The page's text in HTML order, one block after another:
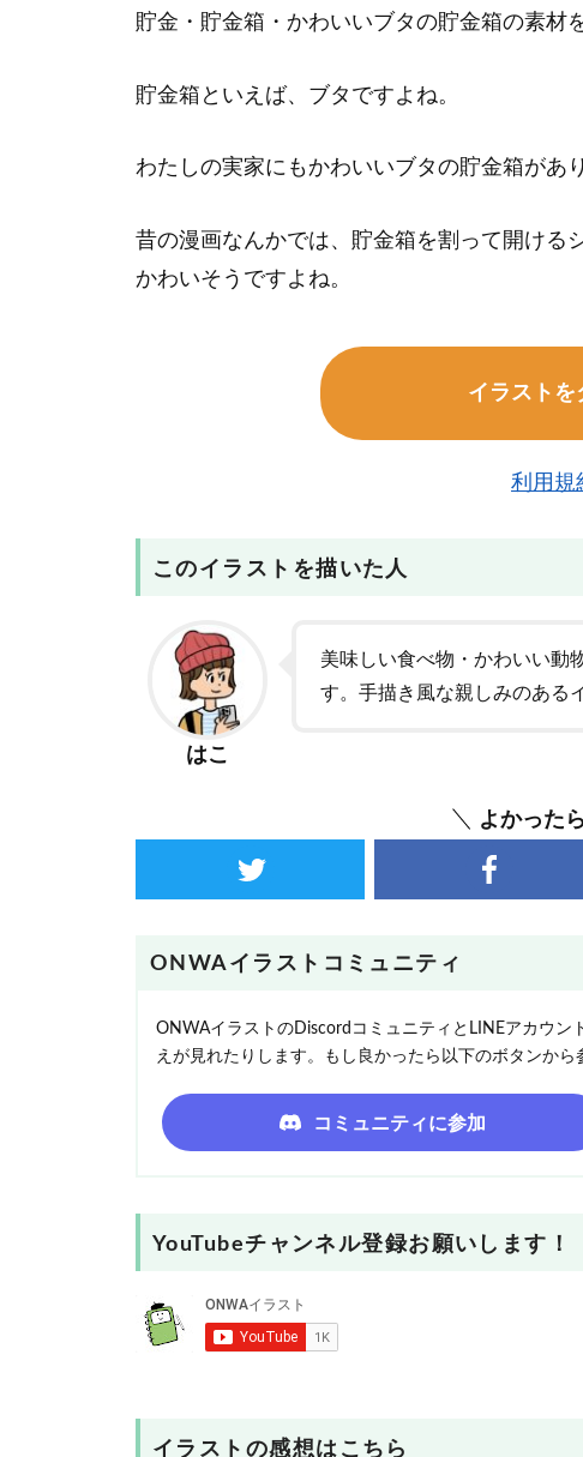
貯金・貯金箱・かわいいブタの貯金箱の素材
貯金箱といえば、ブタですよね。
わたしの実家にもかわいいブタの貯金箱があ
昔の漫画なんかでは、貯金箱を割って開ける
かわいそうですよね。
イラストを
利用規
このイラストを描いた人
はこ
美味しい食べ物・かわいい動
す。手描き風な親しみのある
よかった
ONWAイラストコミュニティ
ONWAイラストのDiscordコミュニティとLINEアカウ
えが見れたりします。もし良かったら以下のボタンから
コミュニティに参加
YouTubeチャンネル登録お願いします！
イラストの感想はこちら